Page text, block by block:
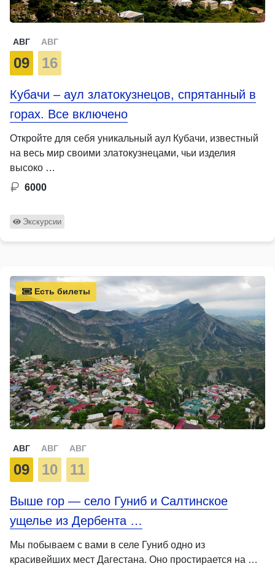
АВГ
09
АВГ
16
Кубачи – аул златокузнецов, спрятанный в
горах. Все включено
Откройте для себя уникальный аул Кубачи, известный
на весь мир своими златокузнецами, чьи изделия
высоко …
6000
Экскурсии
Есть билеты
АВГ
09
АВГ
10
АВГ
11
Выше гор — село Гуниб и Салтинское
ущелье из Дербента …
Мы побываем с вами в селе Гуниб одно из
красивейших мест Дагестана. Оно простирается на …